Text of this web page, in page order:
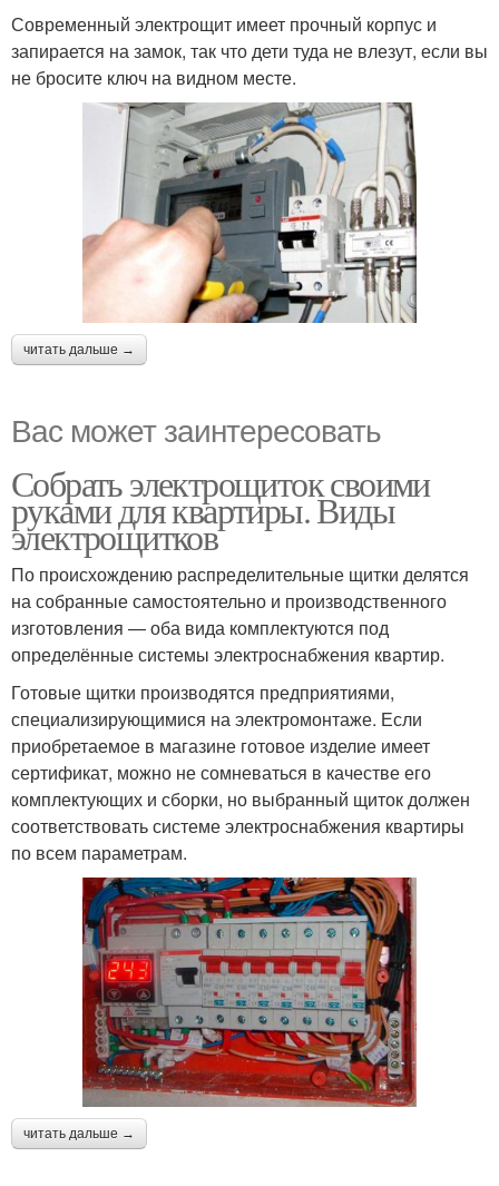
Современный электрощит имеет прочный корпус и
запирается на замок, так что дети туда не влезут, если вы
не бросите ключ на видном месте.
читать дальше →
Вас может заинтересовать
Собрать электрощиток своими
руками для квартиры. Виды
электрощитков
По происхождению распределительные щитки делятся
на собранные самостоятельно и производственного
изготовления — оба вида комплектуются под
определённые системы электроснабжения квартир.
Готовые щитки производятся предприятиями,
специализирующимися на электромонтаже. Если
приобретаемое в магазине готовое изделие имеет
сертификат, можно не сомневаться в качестве его
комплектующих и сборки, но выбранный щиток должен
соответствовать системе электроснабжения квартиры
по всем параметрам.
читать дальше →